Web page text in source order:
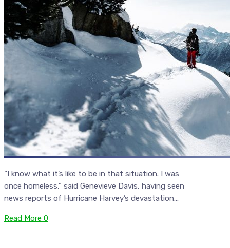
“I know what it’s like to be in that situation. I was
once homeless,” said Genevieve Davis, having seen
news reports of Hurricane Harvey’s devastation...
Read More 0